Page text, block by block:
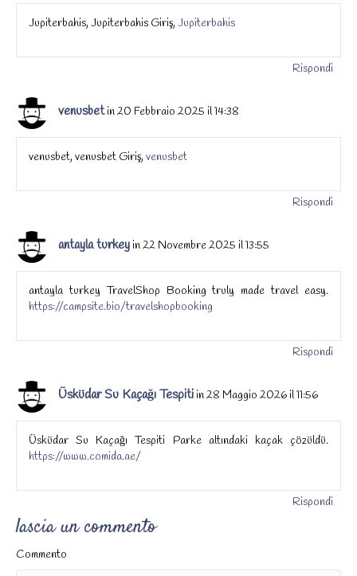
Jupiterbahis, Jupiterbahis Giriş, Jupiterbahis
Rispondi
venusbet in 20 Febbraio 2025 il 14:38
venusbet, venusbet Giriş, venusbet
Rispondi
antayla turkey in 22 Novembre 2025 il 13:55
antayla turkey TravelShop Booking truly made travel easy.
https://campsite.bio/travelshopbooking
Rispondi
Üsküdar Su Kaçağı Tespiti in 28 Maggio 2026 il 11:56
Üsküdar Su Kaçağı Tespiti Parke altındaki kaçak çözüldü.
https://www.comida.ae/
Rispondi
lascia un commento
Commento